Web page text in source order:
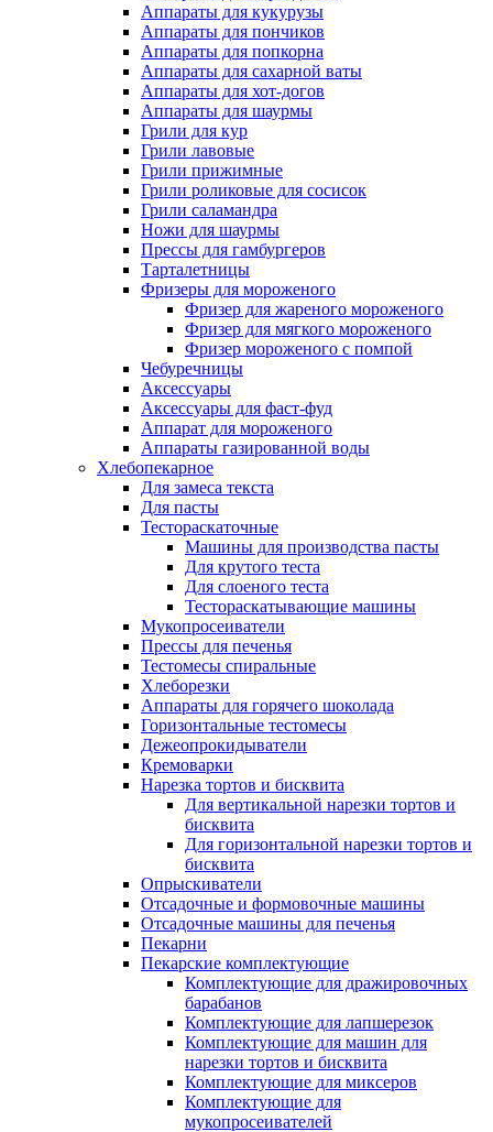
Аппараты для кукурузы
Аппараты для пончиков
Аппараты для попкорна
Аппараты для сахарной ваты
Аппараты для хот-догов
Аппараты для шаурмы
Грили для кур
Грили лавовые
Грили прижимные
Грили роликовые для сосисок
Грили саламандра
Ножи для шаурмы
Прессы для гамбургеров
Тарталетницы
Фризеры для мороженого
Фризер для жареного мороженого
Фризер для мягкого мороженого
Фризер мороженого с помпой
Чебуречницы
Аксессуары
Аксессуары для фаст-фуд
Аппарат для мороженого
Аппараты газированной воды
Хлебопекарное
Для замеса текста
Для пасты
Тестораскаточные
Машины для производства пасты
Для крутого теста
Для слоеного теста
Тестораскатывающие машины
Мукопросеиватели
Прессы для печенья
Тестомесы спиральные
Хлеборезки
Аппараты для горячего шоколада
Горизонтальные тестомесы
Дежеопрокидыватели
Кремоварки
Нарезка тортов и бисквита
Для вертикальной нарезки тортов и
бисквита
Для горизонтальной нарезки тортов и
бисквита
Опрыскиватели
Отсадочные и формовочные машины
Отсадочные машины для печенья
Пекарни
Пекарские комплектующие
Комплектующие для дражировочных
барабанов
Комплектующие для лапшерезок
Комплектующие для машин для
нарезки тортов и бисквита
Комплектующие для миксеров
Комплектующие для
мукопросеивателей